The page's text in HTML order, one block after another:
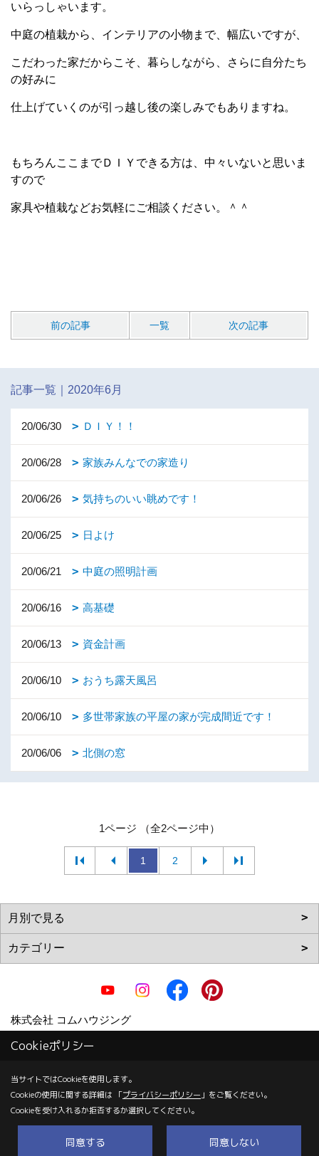
いらっしゃいます。
中庭の植栽から、インテリアの小物まで、幅広いですが、
こだわった家だからこそ、暮らしながら、さらに自分たち
の好みに
仕上げていくのが引っ越し後の楽しみでもありますね。
もちろんここまでＤＩＹできる方は、中々いないと思いま
すので
家具や植栽などお気軽にご相談ください。＾＾
前の記事 一覧 次の記事
記事一覧｜2020年6月
20/06/30 ＤＩＹ！！
20/06/28 家族みんなでの家造り
20/06/26 気持ちのいい眺めです！
20/06/25 日よけ
20/06/21 中庭の照明計画
20/06/16 高基礎
20/06/13 資金計画
20/06/10 おうち露天風呂
20/06/10 多世帯家族の平屋の家が完成間近です！
20/06/06 北側の窓
1ページ （全2ページ中）
1 2
株式会社 コムハウジング
〒700-0855
TEL：0120-67-2102/086-223-2101
FAX：086-223-2103
＜営業時間＞9:00～18:00（日曜日は～17：00）
＜定休日＞毎週月曜日、祝日
Cookieポリシー
当サイトではCookieを使用します。
Cookieの使用に関する詳細は 「プライバシーポリシー 」をご覧ください。
Cookieを受け入れるか拒否するか選択してください。
同意する 同意しない